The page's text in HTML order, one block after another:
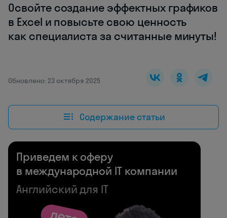
Освойте создание эффектных графиков
в Excel и повысьте свою ценность
как специалиста за считанные минуты!
Обновлено: 23 октября 2025
Содержание статьи
Приведем к оферу
в международной IT компании
Английский для IT